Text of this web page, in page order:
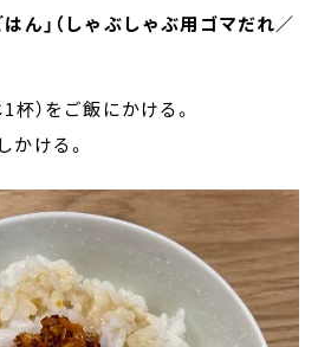
ん」（しゃぶしゃぶ用ゴマだれ／
杯）をご飯にかける。
かける。